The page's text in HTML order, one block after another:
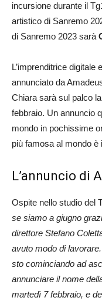
incursione durante il
artistico di Sanremo
di Sanremo 2023 sarà
L’imprenditrice
annunciato da
Chiara sarà sul palco
febbraio. Un annuncio
mondo in pochissime
più famosa al mondo è
L’annuncio di
Ospite nello studio del
se siamo a giugno
direttore Stefano
avuto modo di
sto cominciando ad
annunciare il nome
martedì 7 febbraio, e